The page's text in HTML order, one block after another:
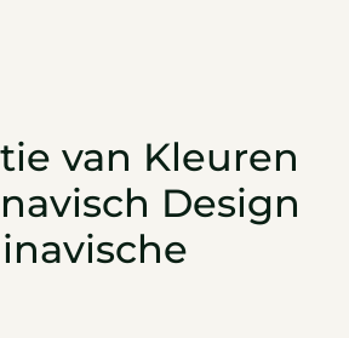
van Kleuren
Design